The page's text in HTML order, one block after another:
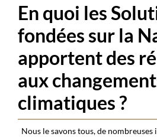
En quoi les
fondées sur la
apportent des
aux
climatiques ?
Nous le savons tous, de